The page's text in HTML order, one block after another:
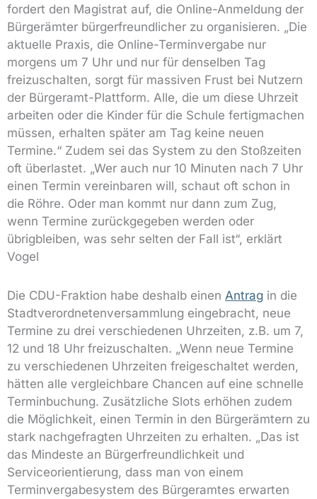
fordert den Magistrat auf, die Online-Anmeldung der
Bürgerämter bürgerfreundlicher zu organisieren. „Die
aktuelle Praxis, die Online-Terminvergabe nur
morgens um 7 Uhr und nur für denselben Tag
freizuschalten, sorgt für massiven Frust bei Nutzern
der Bürgeramt-Plattform. Alle, die um diese Uhrzeit
arbeiten oder die Kinder für die Schule fertigmachen
müssen, erhalten später am Tag keine neuen
Termine.“ Zudem sei das System zu den Stoßzeiten
oft überlastet. „Wer auch nur 10 Minuten nach 7 Uhr
einen Termin vereinbaren will, schaut oft schon in
die Röhre. Oder man kommt nur dann zum Zug,
wenn Termine zurückgegeben werden oder
übrigbleiben, was sehr selten der Fall ist“, erklärt
Vogel
Die CDU-Fraktion habe deshalb einen Antrag in die
Stadtverordnetenversammlung eingebracht, neue
Termine zu drei verschiedenen Uhrzeiten, z.B. um 7,
12 und 18 Uhr freizuschalten. „Wenn neue Termine
zu verschiedenen Uhrzeiten freigeschaltet werden,
hätten alle vergleichbare Chancen auf eine schnelle
Terminbuchung. Zusätzliche Slots erhöhen zudem
die Möglichkeit, einen Termin in den Bürgerämtern zu
stark nachgefragten Uhrzeiten zu erhalten. „Das ist
das Mindeste an Bürgerfreundlichkeit und
Serviceorientierung, dass man von einem
Terminvergabesystem des Bürgeramtes erwarten